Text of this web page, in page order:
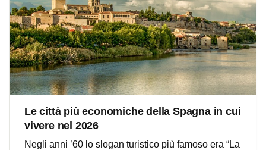
Le città più economiche della Spagna in cui
vivere nel 2026
Negli anni ’60 lo slogan turistico più famoso era “La